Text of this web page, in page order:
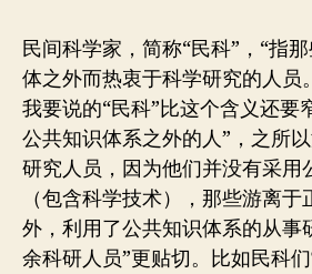
民间科学家，简称“民科”，“指
体之外而热衷于科学研究的人员
我要说的“民科”比这个含义还要
公共知识体系之外的人”，之所
研究人员，因为他们并没有采用
（包含科学技术），那些游离于
外，利用了公共知识体系的从事
余科研人员”更贴切。比如民科